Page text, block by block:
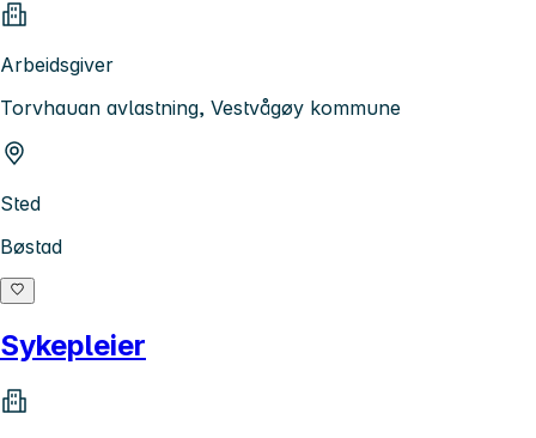
Arbeidsgiver
Torvhauan avlastning, Vestvågøy kommune
Sted
Bøstad
Sykepleier